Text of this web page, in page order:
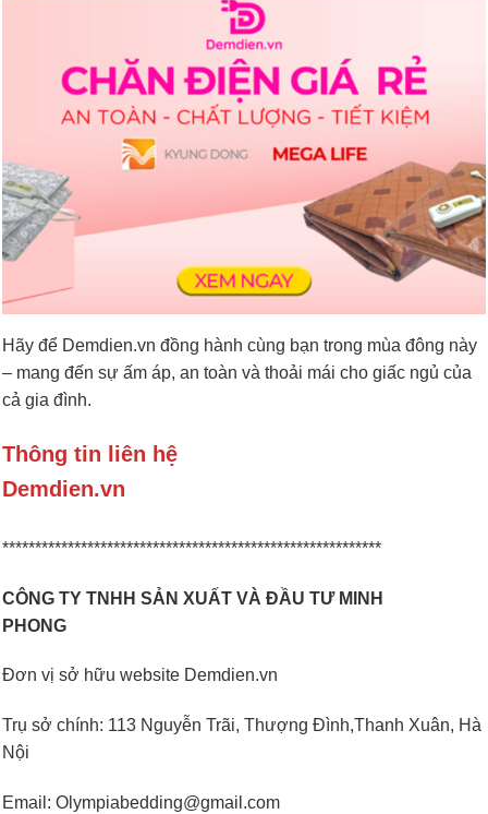
Hãy để Demdien.vn đồng hành cùng bạn trong mùa đông này
– mang đến sự ấm áp, an toàn và thoải mái cho giấc ngủ của
cả gia đình.
Thông tin liên hệ
Demdien.vn
CÔNG TY TNHH SẢN XUẤT VÀ ĐẦU TƯ MINH
PHONG
Đơn vị sở hữu website Demdien.vn
Trụ sở chính: 113 Nguyễn Trãi, Thượng Đình,Thanh Xuân, Hà
Nội
Email: Olympiabedding@gmail.com